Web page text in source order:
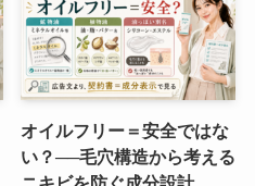
オイルフリー＝安全ではな
い？──毛穴構造から考える